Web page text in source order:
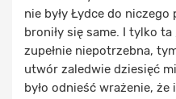
nie były Łydce do
broniły się same. I tylko ta
zupełnie niepotrzebna,
utwór zaledwie dziesięć
było odnieść wrażenie, że